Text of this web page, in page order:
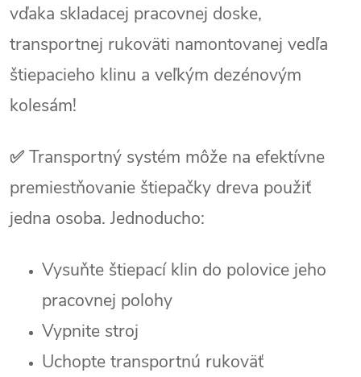
vďaka skladacej pracovnej doske,
transportnej rukoväti namontovanej vedľa
štiepacieho klinu a veľkým dezénovým
kolesám!
✅ Transportný systém môže na efektívne
premiestňovanie štiepačky dreva použiť
jedna osoba. Jednoducho:
Vysuňte štiepací klin do polovice jeho
pracovnej polohy
Vypnite stroj
Uchopte transportnú rukoväť